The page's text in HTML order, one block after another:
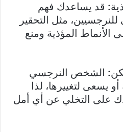
قد يساعدك فهم
مثل التحقير
الأنماط المؤذية ومنع
الشخص النرجسي
يسعى لتغييرها، لذا
على التخلي عن أي أمل